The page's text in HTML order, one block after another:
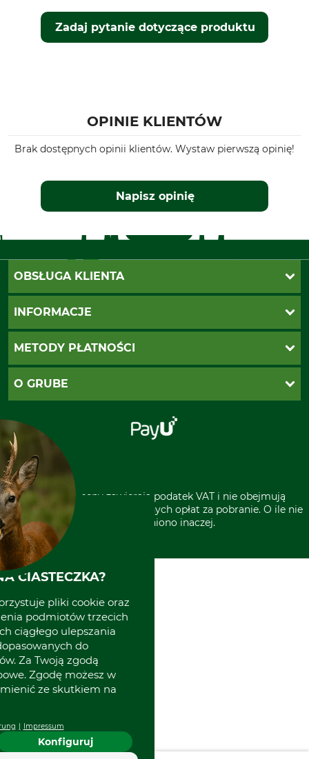
Zadaj pytanie dotyczące produktu
OPINIE KLIENTÓW
Brak dostępnych opinii klientów. Wystaw pierwszą opinię!
Napisz opinię
OBSŁUGA KLIENTA
Katalogi Grube
Ustawienia plików cookie
INFORMACJE
Koszty dostawy
Odstąpienie od zamówienia
METODY PŁATNOŚCI
PayU
O GRUBE
Kontakt
Grube w Europie
* Wszystkie ceny zawierają podatek VAT i nie obejmują
kosztów wysyłki lub ewentualnych opłat za pobranie. O ile nie
wyszczególniono inaczej.
CIASTECZKA?
pliki cookie oraz
podmiotów trzecich
ciągłego ulepszania
do
Za Twoją zgodą
Zgodę możesz w
ze skutkiem na
Impressum
Konfiguruj